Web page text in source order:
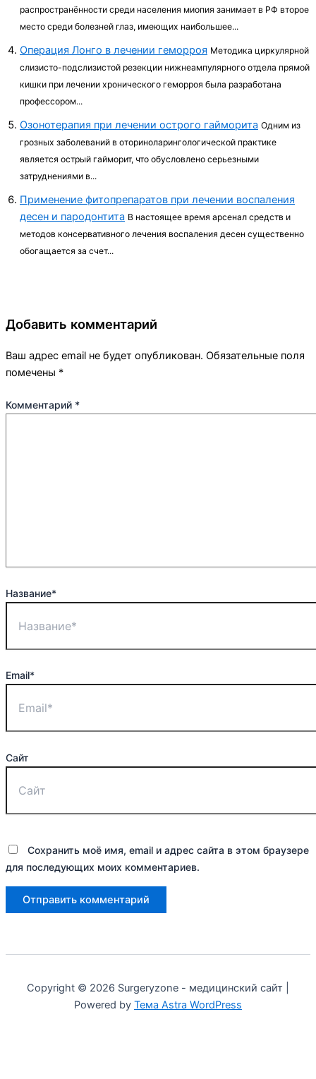
распространённости среди насе­ления миопия занимает в РФ второе
место среди болезней глаз, имеющих наиболь­шее...
Операция Лонго в лечении геморроя Методика циркулярной
слизисто-подслизистой резекции нижнеампулярного отдела прямой
кишки при лечении хронического геморроя была разработана
профессором...
Озонотерапия при лечении острого гайморита Одним из
грозных заболеваний в оториноларингологической практике
является острый гайморит, что обусловлено серь­езными
затруднениями в...
Применение фитопрепаратов при лечении воспаления
десен и пародонтита В настоящее время арсенал средств и
методов кон­сервативного лечения воспаления десен суще­ственно
обогащается за счет...
Добавить комментарий
Ваш адрес email не будет опубликован. Обязательные поля
помечены *
Комментарий *
Название*
Email*
Сайт
Сохранить моё имя, email и адрес сайта в этом браузере
для последующих моих комментариев.
Copyright © 2026 Surgeryzone - медицинский сайт |
Powered by Тема Astra WordPress